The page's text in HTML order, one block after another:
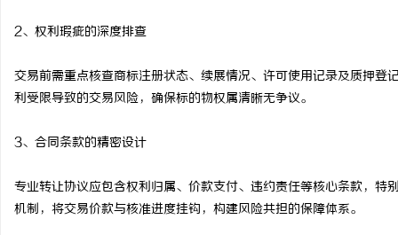
2、权利瑕疵的深度排查
交易前需重点核查商标注册状态、续展情况、许可使用记录及质押
利受限导致的交易风险，确保标的物权属清晰无争议。
3、合同条款的精密设计
专业转让协议应包含权利归属、价款支付、违约责任等核心条款，
机制，将交易价款与核准进度挂钩，构建风险共担的保障体系。